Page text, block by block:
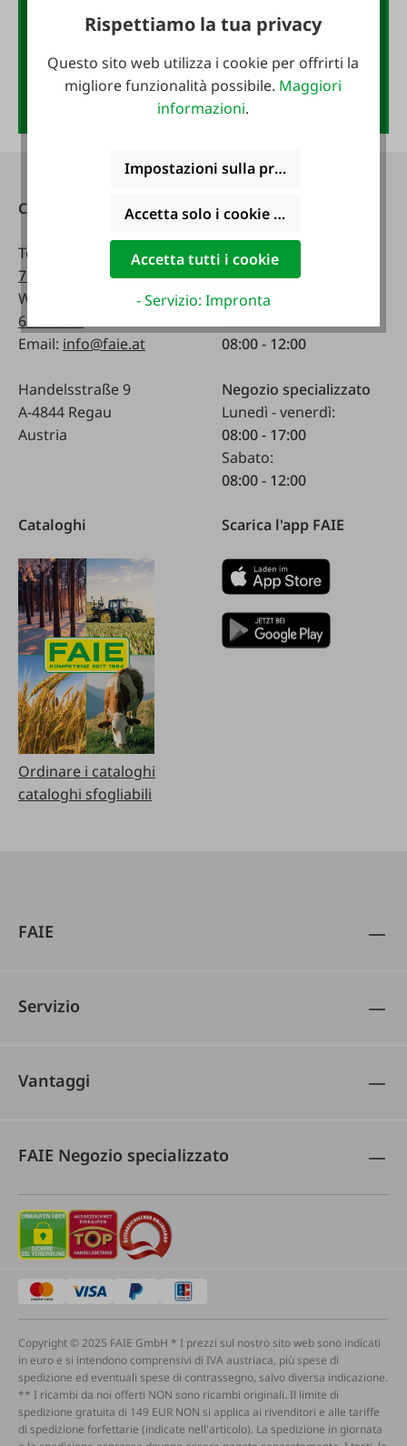
Indirizzo e-mail*
Anmelden
Contatti
Telefono:
0043 7672
716-0
WhatsApp:
0043 677
63514619
Email: info@faie.at
Handelsstraße 9
A-4844 Regau
Austria
Raggiungibile
Lunedì - venerdì:
07:30 - 17.00
08:00 - 12:00
Negozio specializzato
Lunedì - venerdì:
08:00 - 17:00
Sabato:
08:00 - 12:00
Cataloghi
Ordinare i cataloghi
cataloghi sfogliabili
Scarica l'app FAIE
FAIE
Servizio
Vantaggi
FAIE Negozio specializzato
Copyright © 2025 FAIE GmbH * I prezzi sul nostro sito web sono indicati
in euro e si intendono comprensivi di IVA austriaca, più spese di
spedizione ed eventuali spese di contrassegno, salvo diversa indicazione.
** I ricambi da noi offerti NON sono ricambi originali. Il limite di
spedizione gratuita di 149 EUR NON si applica ai rivenditori e alle tariffe
di spedizione forfettarie (indicate nell'articolo). La spedizione in giornata
Rispettiamo la tua privacy
Questo sito web utilizza i cookie per offrirti la
migliore funzionalità possibile. Maggiori
informazioni.
Impostazioni sulla privacy
Accetta solo i cookie funzionali
Accetta tutti i cookie
- Servizio: Impronta